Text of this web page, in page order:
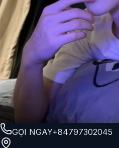
GỌI NGAY+84797302045